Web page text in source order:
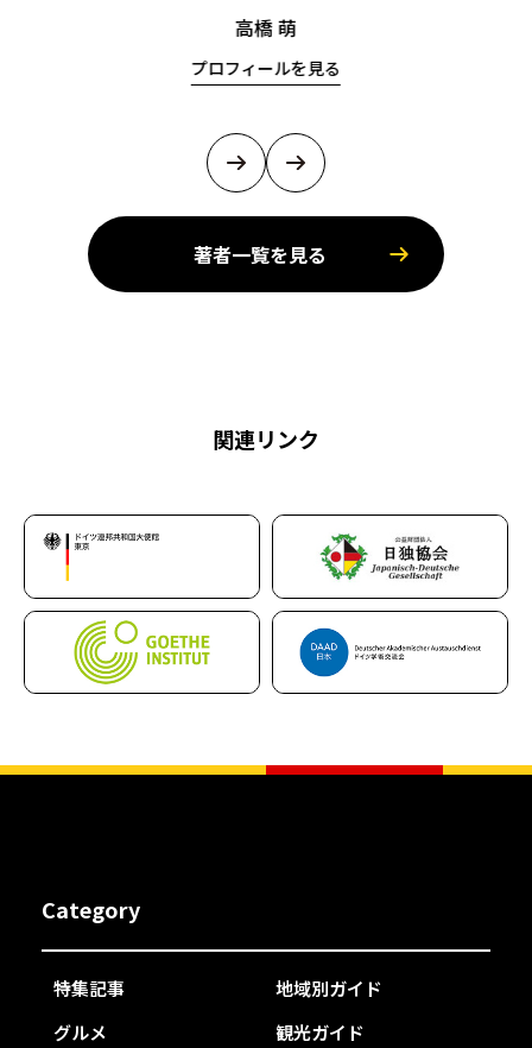
高橋 萌
プロフィールを見る
著者一覧を見る
関連リンク
Category
特集記事
地域別ガイド
グルメ
観光ガイド